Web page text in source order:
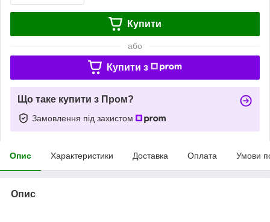
Купити
або
Купити з
Що таке купити з Пром?
Замовлення під захистом
Опис Характеристики Доставка Оплата Умови
Опис